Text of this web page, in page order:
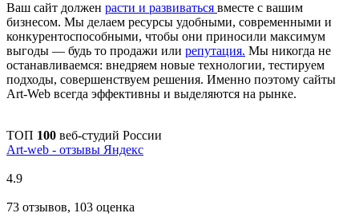
Ваш сайт должен расти и развиваться вместе с вашим
бизнесом. Мы делаем ресурсы удобными, современными и
конкурентоспособными, чтобы они приносили максимум
выгоды — будь то продажи или репутация. Мы никогда не
останавливаемся: внедряем новые технологии, тестируем
подходы, совершенствуем решения. Именно поэтому сайты
Art-Web всегда эффективны и выделяются на рынке.
ТОП 100 веб-студий России
Art-web - отзывы Яндекс
4.9
73 отзывов, 103 оценка